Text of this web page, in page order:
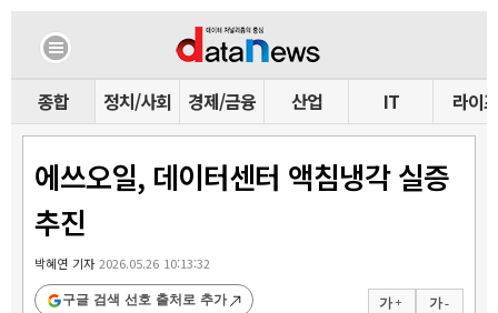
종합 정치/사회 경제/금융 산업 IT 라이프
에쓰오일, 데이터센터 액침냉각 실증
추진
박혜연 기자2026.05.26 10:13:32
가 + 가 -
구글 검색 선호 출처로 추가